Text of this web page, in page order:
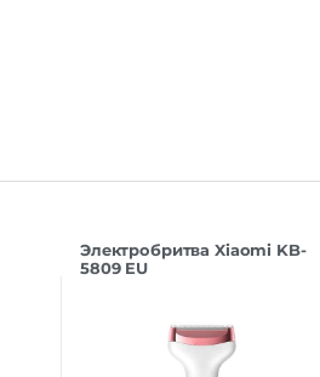
Электробритва Xiaomi KB-
5809 EU